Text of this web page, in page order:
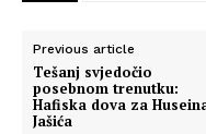
Previous article
Tešanj svjedočio
posebnom trenutku:
Hafiska dova za
Jašića